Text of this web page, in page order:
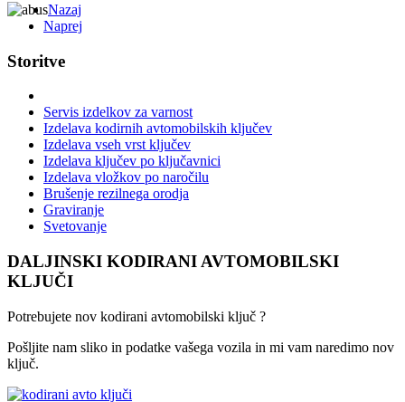
Nazaj
Naprej
Storitve
Servis izdelkov za varnost
Izdelava kodirnih avtomobilskih ključev
Izdelava vseh vrst ključev
Izdelava ključev po ključavnici
Izdelava vložkov po naročilu
Brušenje rezilnega orodja
Graviranje
Svetovanje
DALJINSKI KODIRANI AVTOMOBILSKI
KLJUČI
Potrebujete nov kodirani avtomobilski ključ ?
Pošljite nam sliko in podatke vašega vozila in mi vam naredimo nov
ključ.